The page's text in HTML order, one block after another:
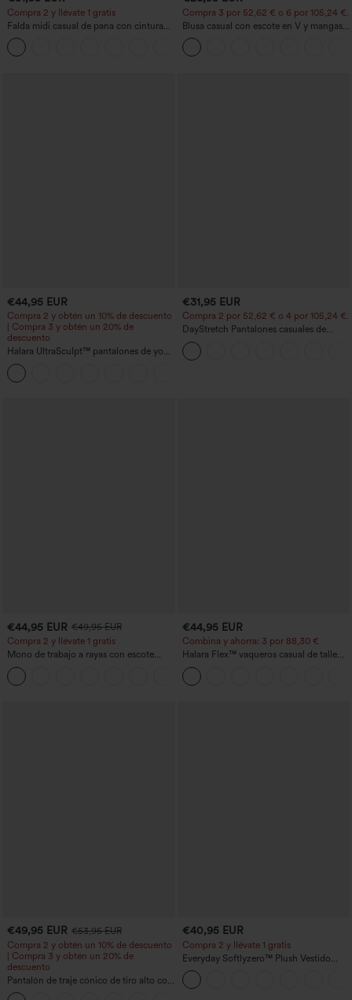
Compra 2 y llévate 1 gratis
Falda midi casual de pana con cintura
media y bolsillo lateral frontal con
solapa
Compra 3 por 52,62 € o 6 por 105,24 €.
Blusa casual con escote en V y mangas
cortas abullonadas
€44,95 EUR
Compra 2 y obtén un 10% de descuento
| Compra 3 y obtén un 20% de
descuento
Halara UltraSculpt™ pantalones de yoga
holgados de talle alto con control
abdominal, rayas color block y bolsillos
€31,95 EUR
Compra 2 por 52,62 € o 4 por 105,24 €.
DayStretch Pantalones casuales de
cintura alta con pernera tipo barril y
bolsillos
€44,95 EUR €49,95 EUR
Compra 2 y llévate 1 gratis
Mono de trabajo a rayas con escote
barco, sin mangas, lazo lateral, tacto
Cool Touch y bolsillos - Edición Easy
Peezy
€44,95 EUR
Combina y ahorra: 3 por 88,30 €
Halara Flex™ vaqueros casual de talle
alto con bolsillos, estilo baggy de pierna
ancha, efecto lavado
€49,95 EUR €53,95 EUR
Compra 2 y obtén un 10% de descuento
| Compra 3 y obtén un 20% de
descuento
Pantalón de traje cónico de tiro alto con
bolsillos
€40,95 EUR
Compra 2 y llévate 1 gratis
Everyday Softlyzero™ Plush Vestido
deportivo sin espalda 2 en 1
acampanado -Wannabe -Easy Peezy